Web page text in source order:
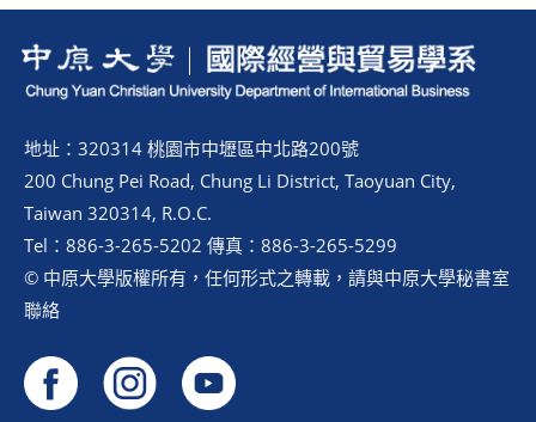
地址：320314 桃園市中壢區中北路200號
200 Chung Pei Road, Chung Li District, Taoyuan City,
Taiwan 320314, R.O.C.
Tel：886-3-265-5202 傳真：886-3-265-5299
© 中原大學版權所有，任何形式之轉載，請與中原大學秘書室
聯絡